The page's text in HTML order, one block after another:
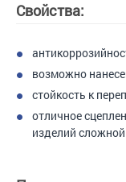
Свойства:
возможно
стойкость к
отличное
изделий